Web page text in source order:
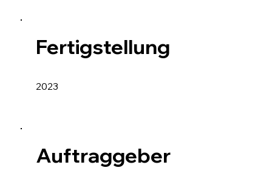
Fertigstellung
2023
Auftraggeber